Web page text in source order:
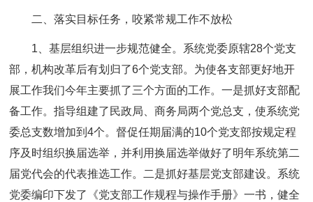
二、落实目标任务，咬紧常规工作不放松
1、基层组织进一步规范健全。系统党委原辖28个党支
部，机构改革后有划归了6个党支部。为使各支部更好地开
展工作我们今年主要抓了三个方面的工作。一是抓好支部配
备工作。指导组建了民政局、商务局两个党总支，使系统党
委总支数增加到4个。督促任期届满的10个党支部按规定程
序及时组织换届选举，并利用换届选举做好了明年系统第二
届党代会的代表推选工作。二是抓好基层党支部建设。系统
党委编印下发了《党支部工作规程与操作手册》一书，健全